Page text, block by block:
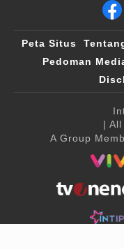
Peta Situs
Pedoman
|
A Group